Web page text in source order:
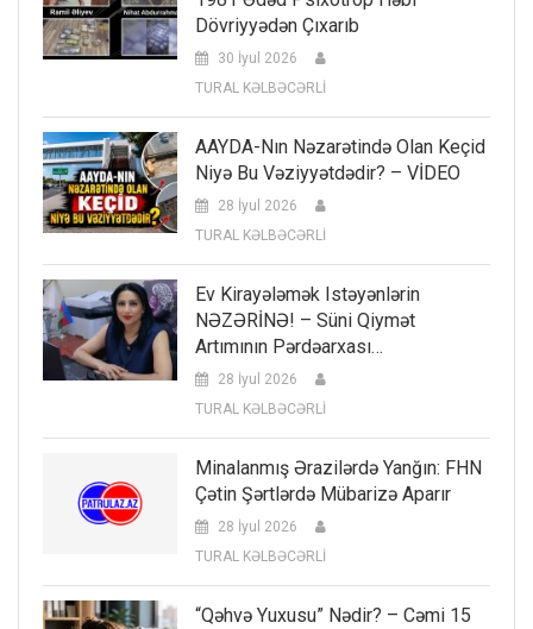
Dövriyyədən Çıxarıb
30 İyul 2026
TURAL KƏLBƏCƏRLİ
AAYDA-Nın Nəzarətində Olan Keçid
Niyə Bu Vəziyyətdədir? – VİDEO
28 İyul 2026
TURAL KƏLBƏCƏRLİ
Ev Kirayələmək Istəyənlərin
NƏZƏRİNƏ! – Süni Qiymət
Artımının Pərdəarxası…
28 İyul 2026
TURAL KƏLBƏCƏRLİ
Minalanmış Ərazilərdə Yanğın: FHN
Çətin Şərtlərdə Mübarizə Aparır
28 İyul 2026
TURAL KƏLBƏCƏRLİ
“Qəhvə Yuxusu” Nədir? – Cəmi 15